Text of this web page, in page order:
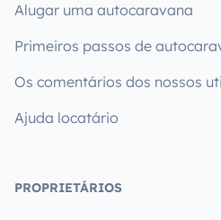
Alugar uma autocaravana
Primeiros passos de
Os comentários dos nossos
Ajuda locatário
PROPRIETÁRIOS